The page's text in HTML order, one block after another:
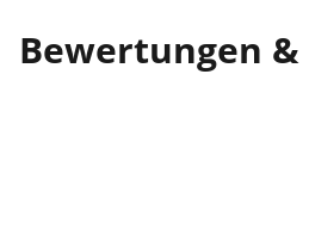
Bewertungen &